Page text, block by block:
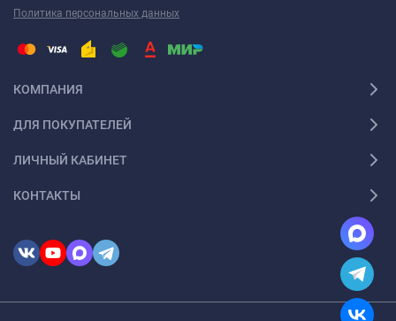
Политика персональных данных
КОМПАНИЯ
ДЛЯ ПОКУПАТЕЛЕЙ
ЛИЧНЫЙ КАБИНЕТ
КОНТАКТЫ